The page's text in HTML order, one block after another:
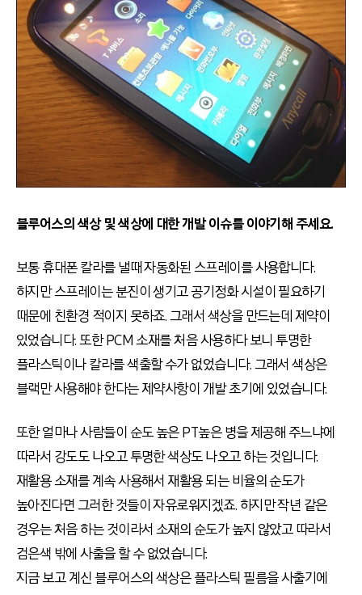
블루어스의 색상 및 색상에 대한 개발 이슈를 이야기해 주세요.
보통 휴대폰 칼라를 낼때 자동화된 스프레이를 사용합니다.
하지만 스프레이는 분진이 생기고 공기정화 시설이 필요하기
때문에 친환경 적이지 못하죠. 그래서 색상을 만드는데 제약이
있었습니다. 또한 PCM 소재를 처음 사용하다 보니 투명한
플라스틱이나 칼라를 색출할 수가 없었습니다. 그래서 색상은
블랙만 사용해야 한다는 제약사항이 개발 초기에 있었습니다.
또한 얼마나 사람들이 순도 높은 PT높은 병을 제공해 주느냐에
따라서 강도도 나오고 투명한 색상도 나오고 하는 것입니다.
재활용 소재를 계속 사용해서 재활용 되는 비율의 순도가
높아진다면 그러한 것들이 자유로워지겠죠. 하지만 작년 같은
경우는 처음 하는 것이라서 소재의 순도가 높지 않았고 따라서
검은색 밖에 사출을 할 수 없었습니다.
지금 보고 계신 블루어스의 색상은 플라스틱 필름을 사출기에